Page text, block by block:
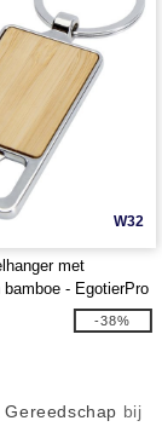
W32
met
- EgotierPro
-38%
bij